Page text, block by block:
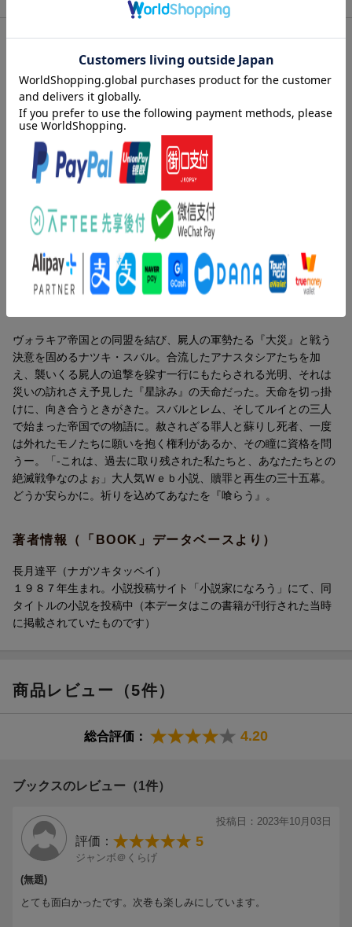
内容紹介（JPROより）
ヴォラキア帝国との同盟を結び、屍人の軍勢たる『大災』と戦う
決意を固めるナツキ・スバル。合流したアナスタシアたちを加
え、襲いくる屍人の追撃を躱す一行にもたらされる光明、それは
災いの訪れさえ予見した『星詠み』の天命だった。天命を切っ掛
けに、向き合うときがきた。スバルとレム、そしてルイとの三人
で始まった帝国での物語に。赦されざる罪人と蘇りし死者、一度
は外れたモノたちに願いを抱く権利があるか、その瞳に資格を問
「--これは、過去に取り残された私たちと、あなたたちとの絶滅戦
争なのよぉ」
を込めてあなたを『喰らう』。
ヴォラキア帝国との同盟を結び、屍人の軍勢たる『大災』と戦う
決意を固めるナツキ・スバル。合流したアナスタシアたちを加
え、襲いくる屍人の追撃を躱す一行にもたらされる光明、それは
災いの訪れさえ予見した『星詠み』の天命だった。天命を切っ掛
けに、向き合うときがきた。スバルとレム、そしてルイとの三人
で始まった帝国での物語に。赦されざる罪人と蘇りし死者、一度
は外れたモノたちに願いを抱く権利があるか、その瞳に資格を問
うー。「-これは、過去に取り残された私たちと、あなたたちとの
絶滅戦争なのよぉ」大人気Ｗｅｂ小説、贖罪と再生の三十五幕。
どうか安らかに。祈りを込めてあなたを『喰らう』。
著者情報（「BOOK」データベースより）
長月達平（ナガツキタッペイ）
１９８７年生まれ。小説投稿サイト「小説家になろう」にて、同
タイトルの小説を投稿中（本データはこの書籍が刊行された当時
に掲載されていたものです）
商品レビュー（5件）
総合評価： 4.20
ブックスのレビュー（1件）
投稿日：2023年10月03日
評価： 5
ジャンボ＠くらげ
(無題)
とても面白かったです。次巻も楽しみにしています。